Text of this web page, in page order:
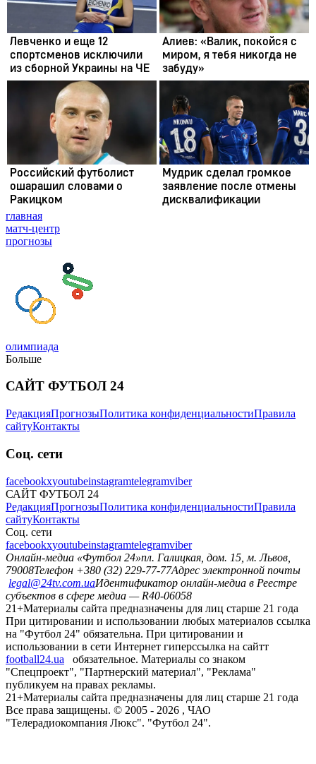
главная
матч-центр
прогнозы
олимпиада
Больше
САЙТ ФУТБОЛ 24
РедакцияПрогнозыПолитика конфиденциальностиПравила
сайтуКонтакты
Соц. сети
facebookxyoutubeinstagramtelegramviber
САЙТ ФУТБОЛ 24
РедакцияПрогнозыПолитика конфиденциальностиПравила
сайтуКонтакты
Соц. сети
facebookxyoutubeinstagramtelegramviber
Онлайн-медиа «Футбол 24»пл. Галицкая, дом. 15, м. Львов,
79008Телефон +380 (32) 229-77-77Адрес электронной почты
legal@24tv.com.uaИдентификатор онлайн-медиа в Реестре
субъектов в сфере медиа — R40-06058
21+Материалы сайта предназначены для лиц старше 21 года
При цитировании и использовании любых материалов ссылка
на "Футбол 24" обязательна. При цитировании и
использовании в сети Интернет гиперссылка на сайтт
football24.ua
обязательное. Материалы со знаком
"Спецпроект", "Партнерский материал", "Реклама"
публикуем на правах рекламы.
21+Материалы сайта предназначены для лиц старше 21 года
Все права защищены. © 2005 - 2026 , ЧАО
"Телерадиокомпания Люкс". "Футбол 24".